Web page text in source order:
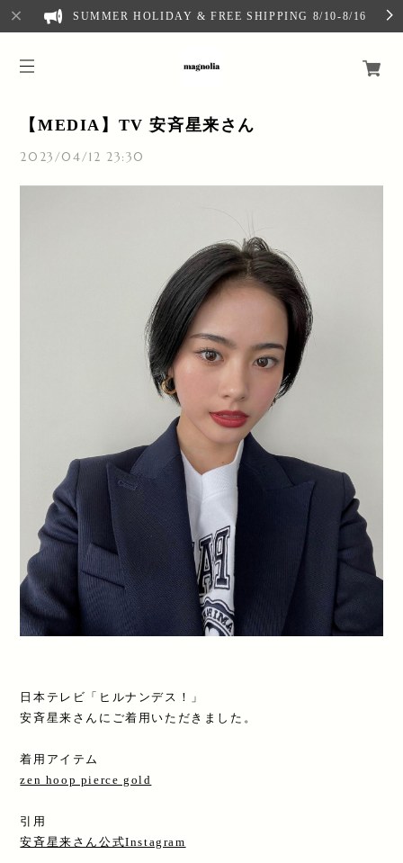
SUMMER HOLIDAY & FREE SHIPPING 8/10-8/16
【MEDIA】TV 安斉星来さん
2023/04/12 23:30
日本テレビ「ヒルナンデス！」
安斉星来さんにご着用いただきました。
着用アイテム
zen hoop pierce gold
引用
安斉星来さん公式Instagram